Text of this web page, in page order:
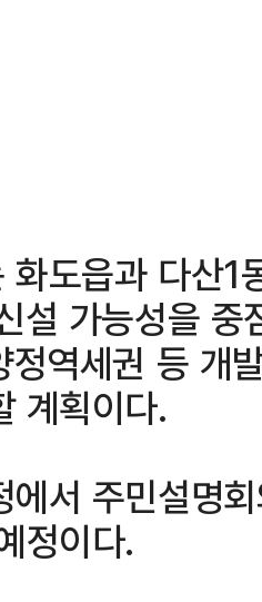
화도읍과 다산
설 가능성을
역세권 등 개
계획이다.
에서 주민설명
정이다.